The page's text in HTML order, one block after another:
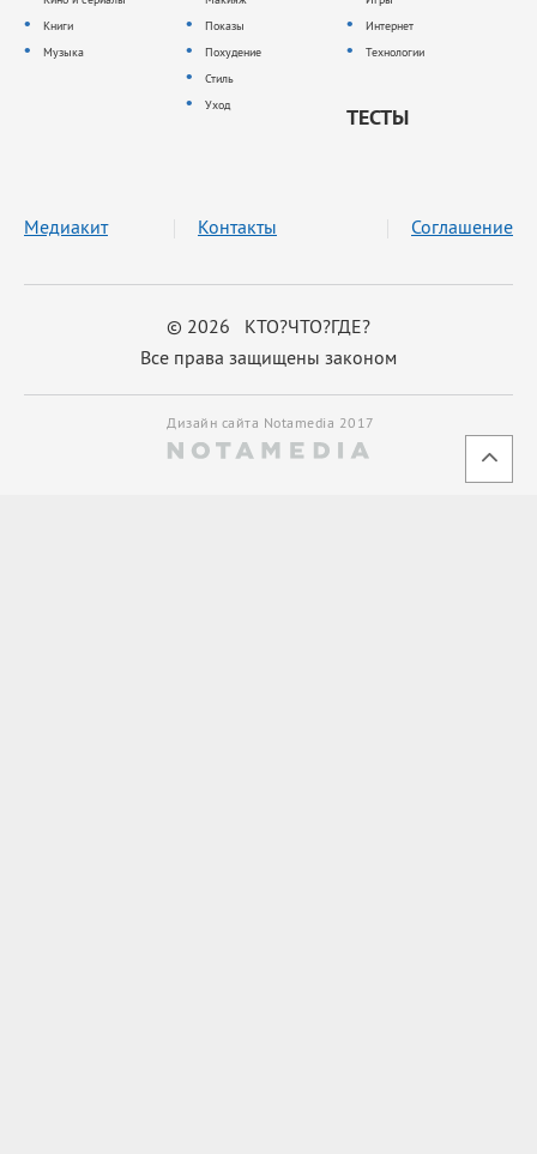
Книги
Музыка
Показы
Похудение
Стиль
Уход
Интернет
Технологии
ТЕСТЫ
© 2026 КТО?ЧТО?ГДЕ?
Все права защищены законом
Медиакит Контакты Соглашение
Дизайн сайта Notamedia 2017